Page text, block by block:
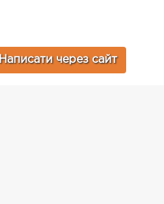
Написати через сайт